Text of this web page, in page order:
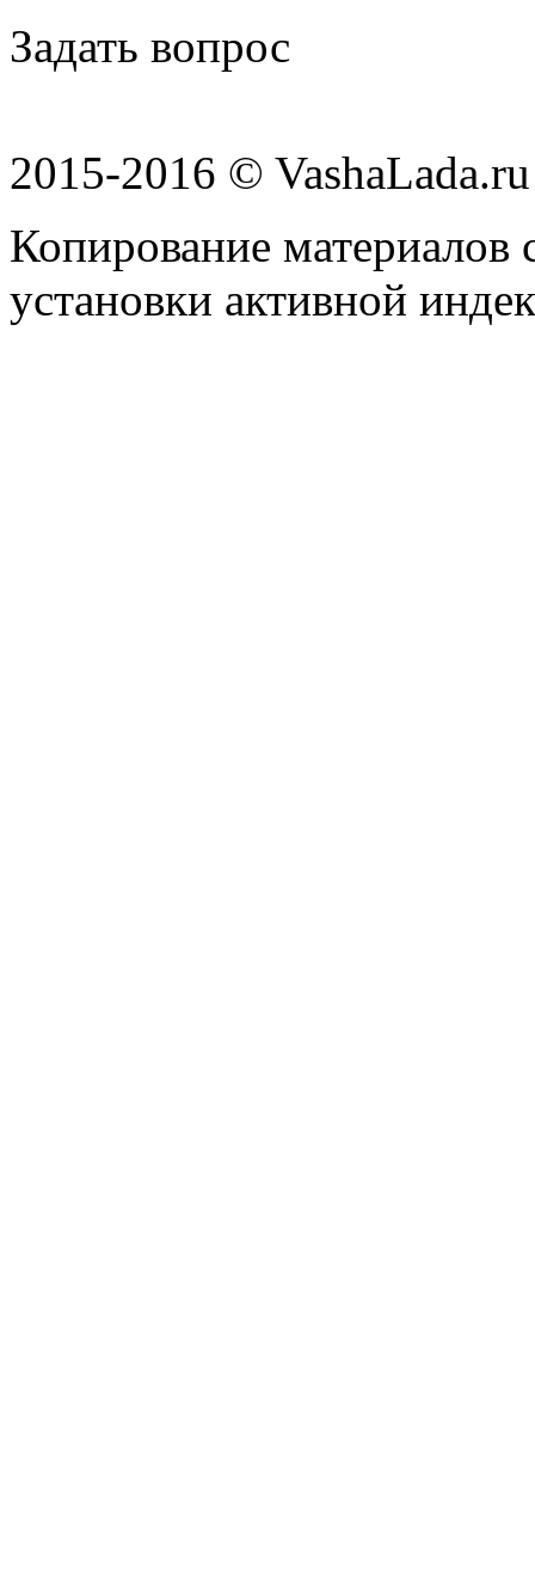
Задать вопрос
2015-2016 © VashaLada.ru
Копирование материалов
установки активной